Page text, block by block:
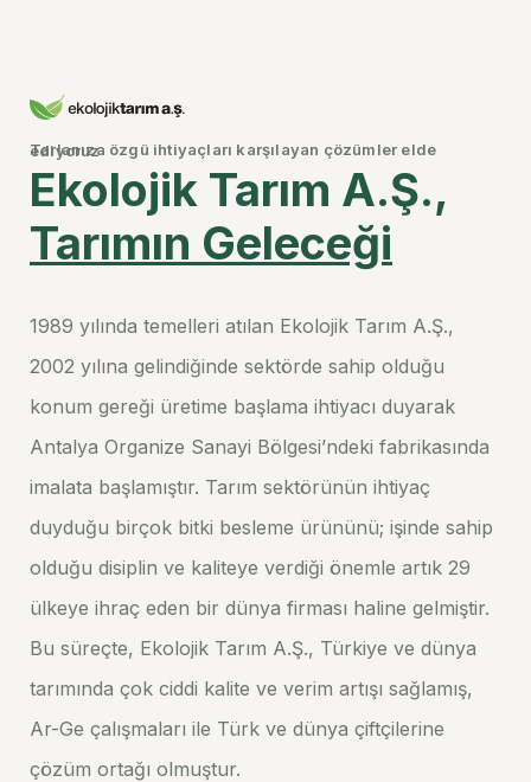
Tarlanıza özgü ihtiyaçları karşılayan çözümler elde ediyoruz
Ekolojik Tarım A.Ş.,
Tarımın Geleceği
1989 yılında temelleri atılan Ekolojik Tarım A.Ş.,
2002 yılına gelindiğinde sektörde sahip olduğu
konum gereği üretime başlama ihtiyacı duyarak
Antalya Organize Sanayi Bölgesi’ndeki fabrikasında
imalata başlamıştır. Tarım sektörünün ihtiyaç
duyduğu birçok bitki besleme ürününü; işinde sahip
olduğu disiplin ve kaliteye verdiği önemle artık 29
ülkeye ihraç eden bir dünya firması haline gelmiştir.
Bu süreçte, Ekolojik Tarım A.Ş., Türkiye ve dünya
tarımında çok ciddi kalite ve verim artışı sağlamış,
Ar-Ge çalışmaları ile Türk ve dünya çiftçilerine
çözüm ortağı olmuştur.